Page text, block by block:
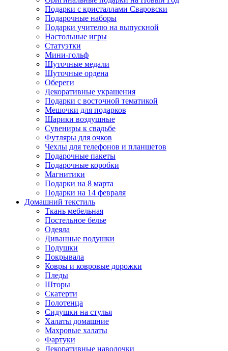
Подарки с кристаллами Сваровски
Подарочные наборы
Подарки учителю на выпускной
Настольные игры
Статуэтки
Мини-гольф
Шуточные медали
Шуточные ордена
Обереги
Декоративные украшения
Подарки с восточной тематикой
Мешочки для подарков
Шарики воздушные
Сувениры к свадьбе
Футляры для очков
Чехлы для телефонов и планшетов
Подарочные пакеты
Подарочные коробки
Магнитики
Подарки на 8 марта
Подарки на 14 февраля
Домашний текстиль
Ткань мебельная
Постельное белье
Одеяла
Диванные подушки
Подушки
Покрывала
Ковры и ковровые дорожки
Пледы
Шторы
Скатерти
Полотенца
Сидушки на стулья
Халаты домашние
Махровые халаты
Фартуки
Декоративные наволочки